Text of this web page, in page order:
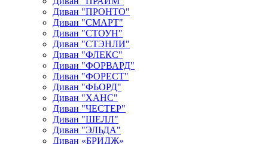
Диван "ПРОНТО"
Диван "СМАРТ"
Диван "СТОУН"
Диван "СТЭНЛИ"
Диван "ФЛЕКС"
Диван "ФОРВАРД"
Диван "ФОРЕСТ"
Диван "ФЬОРД"
Диван "ХАНС"
Диван "ЧЕСТЕР"
Диван "ШЕЛЛ"
Диван "ЭЛЬДА"
Диван «БРИДЖ»